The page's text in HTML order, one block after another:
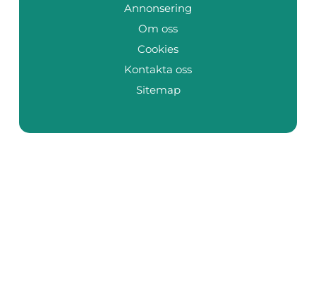
Annonsering
Om oss
Cookies
Kontakta oss
Sitemap